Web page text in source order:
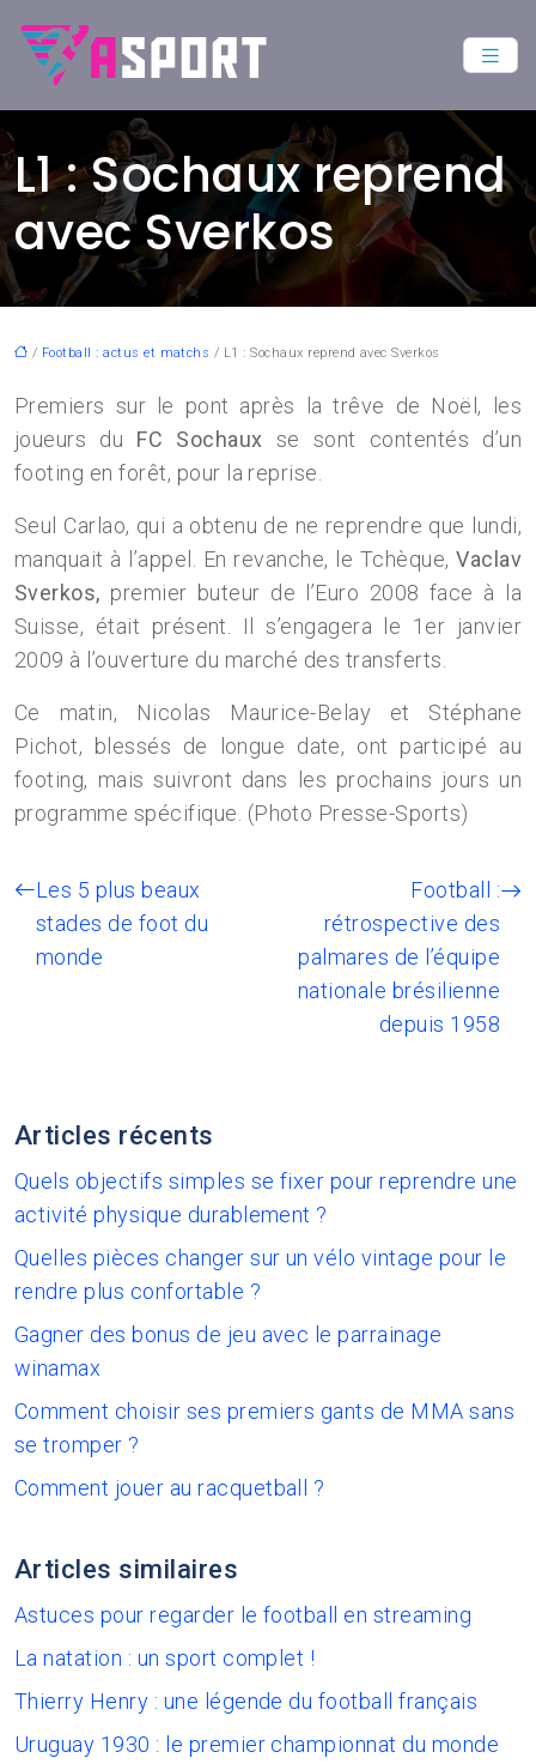
L1 : Sochaux reprend
avec Sverkos
/ Football : actus et matchs / L1 : Sochaux reprend avec Sverkos
Premiers sur le pont après la trêve de Noël, les
joueurs du FC Sochaux se sont contentés d’un
footing en forêt, pour la reprise.
Seul Carlao, qui a obtenu de ne reprendre que lundi,
manquait à l’appel. En revanche, le Tchèque,Vaclav
Sverkos, premier buteur de l’Euro 2008 face à la
Suisse, était présent. Il s’engagera le 1er janvier
2009 à l’ouverture du marché des transferts.
Ce matin, Nicolas Maurice-Belay et Stéphane
Pichot, blessés de longue date, ont participé au
footing, mais suivront dans les prochains jours un
programme spécifique. (Photo Presse-Sports)
Les 5 plus beaux
stades de foot du
monde
Football :
rétrospective des
palmares de l’équipe
nationale brésilienne
depuis 1958
Articles récents
Quels objectifs simples se fixer pour reprendre une
activité physique durablement ?
Quelles pièces changer sur un vélo vintage pour le
rendre plus confortable ?
Gagner des bonus de jeu avec le parrainage
winamax
Comment choisir ses premiers gants de MMA sans
se tromper ?
Comment jouer au racquetball ?
Articles similaires
Astuces pour regarder le football en streaming
La natation : un sport complet !
Thierry Henry : une légende du football français
Uruguay 1930 : le premier championnat du monde